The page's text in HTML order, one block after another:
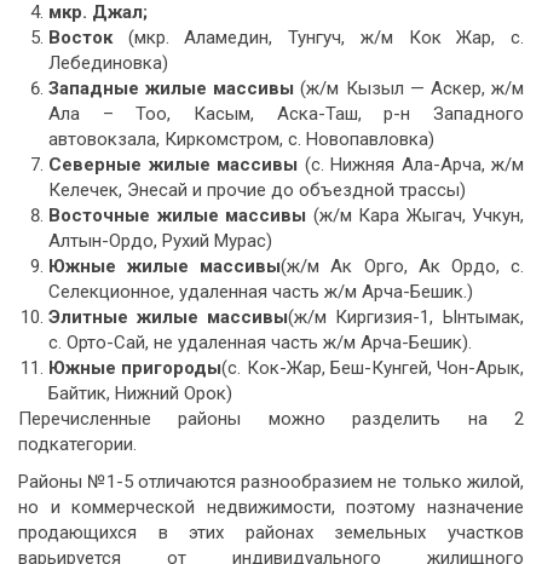
мкр. Джал;
Восток (мкр. Аламедин, Тунгуч, ж/м Кок Жар, с.
Лебединовка)
Западные жилые массивы(ж/м Кызыл — Аскер, ж/м
Ала – Тоо, Касым, Аска-Таш, р-н Западного
автовокзала, Киркомстром, с. Новопавловка)
Северные жилые массивы (с. Нижняя Ала-Арча, ж/м
Келечек, Энесай и прочие до объездной трассы)
Восточные жилые массивы (ж/м Кара Жыгач, Учкун,
Алтын-Ордо, Рухий Мурас)
Южные жилые массивы(ж/м Ак Орго, Ак Ордо, с.
Селекционное, удаленная часть ж/м Арча-Бешик.)
Элитные жилые массивы(ж/м Киргизия-1, Ынтымак,
с. Орто-Сай, не удаленная часть ж/м Арча-Бешик).
Южные пригороды(с. Кок-Жар, Беш-Кунгей, Чон-Арык,
Байтик, Нижний Орок)
Перечисленные районы можно разделить на 2
подкатегории.
Районы №1-5 отличаются разнообразием не только жилой,
но и коммерческой недвижимости, поэтому назначение
продающихся в этих районах земельных участков
варьируется от индивидуального жилищного